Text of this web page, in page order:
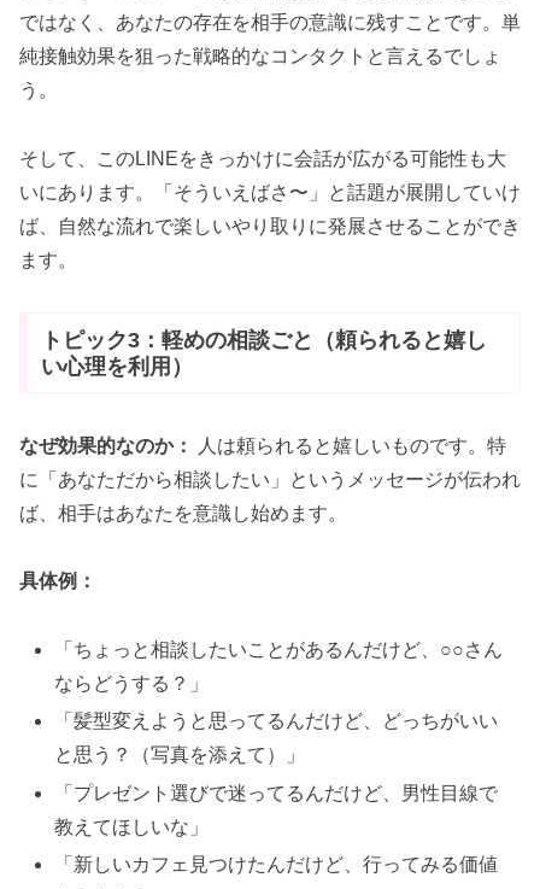
ではなく、あなたの存在を相手の意識に残すことです。単
純接触効果を狙った戦略的なコンタクトと言えるでしょ
う。
そして、このLINEをきっかけに会話が広がる可能性も大
いにあります。「そういえばさ〜」と話題が展開していけ
ば、自然な流れで楽しいやり取りに発展させることができ
ます。
トピック3：軽めの相談ごと（頼られると嬉し
い心理を利用）
なぜ効果的なのか：
人は頼られると嬉しいものです。特
に「あなただから相談したい」というメッセージが伝われ
ば、相手はあなたを意識し始めます。
具体例：
「ちょっと相談したいことがあるんだけど、○○さん
ならどうする？」
「髪型変えようと思ってるんだけど、どっちがいい
と思う？（写真を添えて）」
「プレゼント選びで迷ってるんだけど、男性目線で
教えてほしいな」
「新しいカフェ見つけたんだけど、行ってみる価値